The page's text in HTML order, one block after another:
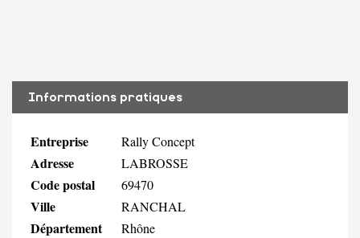
Informations pratiques
Entreprise Rally Concept
Adresse LABROSSE
Code postal 69470
Ville RANCHAL
Département Rhône